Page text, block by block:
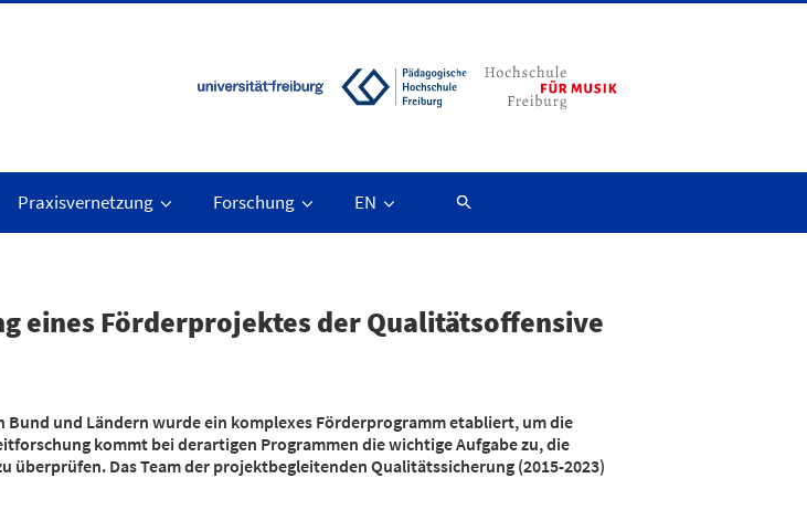
Praxisvernetzung Forschung EN
eines Förderprojektes der Qualitätsoffensive
und Ländern wurde ein komplexes Förderprogramm etabliert, um die
kommt bei derartigen Programmen die wichtige Aufgabe zu, die
Das Team der projektbegleitenden Qualitätssicherung (2015-2023)